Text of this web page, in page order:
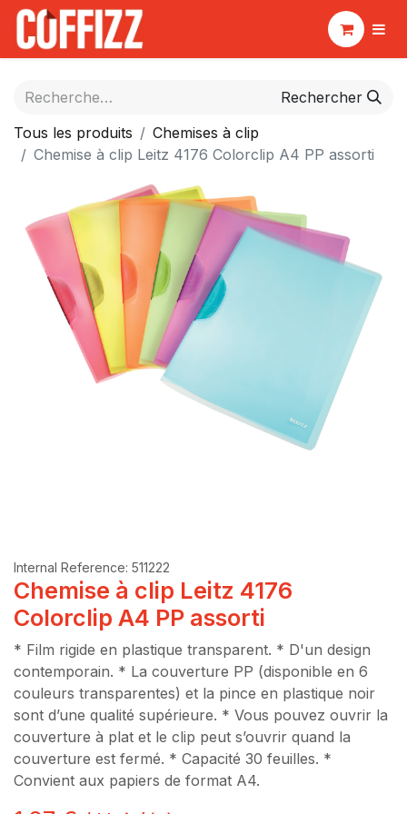
Rechercher
Tous les produits
Chemises à clip
Chemise à clip Leitz 4176 Colorclip A4 PP assorti
Internal Reference: 511222
Chemise à clip Leitz 4176
Colorclip A4 PP assorti
* Film rigide en plastique transparent. * D'un design
contemporain. * La couverture PP (disponible en 6
couleurs transparentes) et la pince en plastique noir
sont d’une qualité supérieure. * Vous pouvez ouvrir la
couverture à plat et le clip peut s’ouvrir quand la
couverture est fermé. * Capacité 30 feuilles. *
Convient aux papiers de format A4.